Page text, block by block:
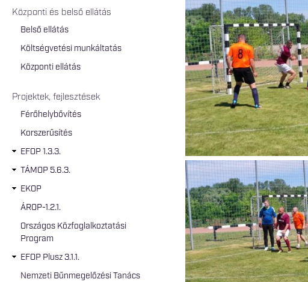
Központi és belső ellátás
Belső ellátás
Költségvetési munkáltatás
Központi ellátás
Projektek, fejlesztések
Férőhelybővítés
Korszerűsítés
EFOP 1.3.3.
TÁMOP 5.6.3.
EKOP
ÁROP-1.2.1.
Országos Közfoglalkoztatási
Program
EFOP Plusz 3.1.1.
Nemzeti Bűnmegelőzési Tanács